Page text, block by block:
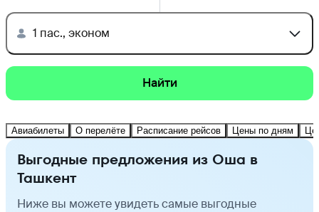
1 пас., эконом
Найти
Авиабилеты О перелёте Расписание рейсов Цены по дням
Выгодные предложения из Оша в
Ташкент
Ниже вы можете увидеть самые выгодные